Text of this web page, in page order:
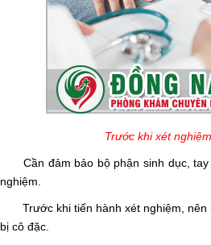
Trước khi xét
Cần đảm bảo bộ phận sinh dục, tay
nghiệm.
Trước khi tiến hành xét nghiệm, nên
bị cô đặc.